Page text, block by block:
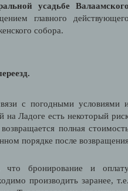
усадьбе
главного
собора.
с погодными условиями
Ладоге есть некоторый
полная
порядке после
бронирование и
производить заранее,